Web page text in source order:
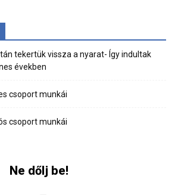
tekertük vissza a nyarat- Így indultak
években
csoport munkái
csoport munkái
Ne dőlj be!